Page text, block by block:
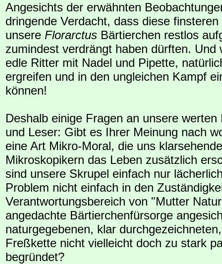
Angesichts der erwähnten
dringende Verdacht, dass diese
unsere Florarctus Bärtierchen restlos
zumindest verdrängt haben dürften. Und
edle Ritter mit Nadel und Pipette,
ergreifen und in den ungleichen Kampf
können!
Deshalb einige Fragen an unsere werten
und Leser: Gibt es Ihrer Meinung nach
eine Art Mikro-Moral, die uns
Mikroskopikern das Leben zusätzlich
sind unsere Skrupel einfach nur
Problem nicht einfach in den
Verantwortungsbereich von "Mutter
angedachte Bärtierchenfürsorge
naturgegebenen, klar
Freßkette nicht vielleicht doch zu stark
begründet?